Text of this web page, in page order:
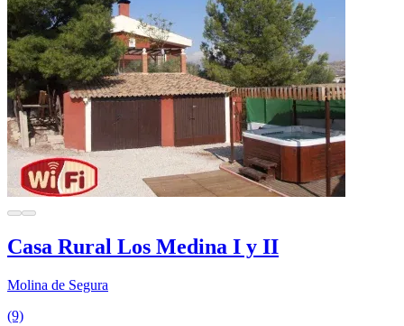
Casa Rural Los Medina I y II
Molina de Segura
(9)